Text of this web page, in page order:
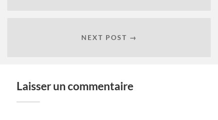
NEXT POST →
Laisser un commentaire